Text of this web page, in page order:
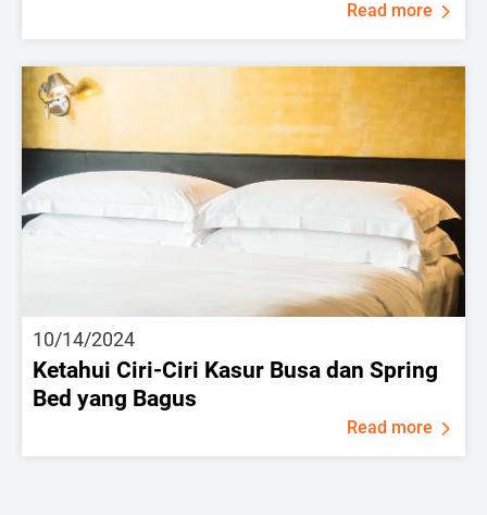
Read more
10/14/2024
Ketahui Ciri-Ciri Kasur Busa dan Spring
Bed yang Bagus
Read more